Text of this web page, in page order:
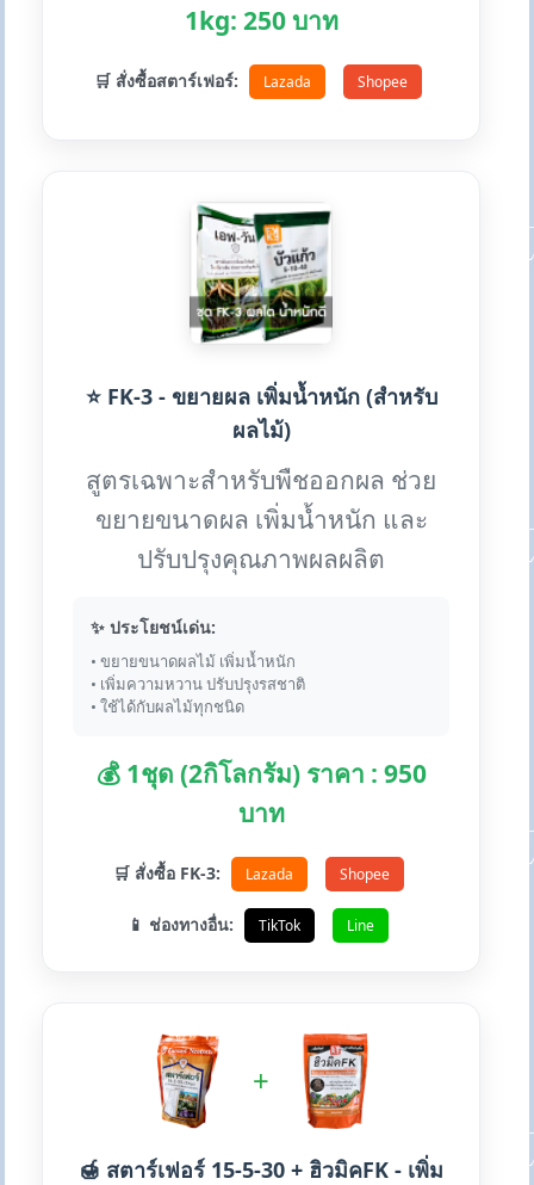
1kg: 250 บาท
🛒 สั่งซื้อสตาร์เฟอร์: Lazada Shopee
⭐ FK-3 - ขยายผล เพิ่มน้ำหนัก (สำหรับ
ผลไม้)
สูตรเฉพาะสำหรับพืชออกผล ช่วย
ขยายขนาดผล เพิ่มน้ำหนัก และ
ปรับปรุงคุณภาพผลผลิต
✨ ประโยชน์เด่น:
• ขยายขนาดผลไม้ เพิ่มน้ำหนัก
• เพิ่มความหวาน ปรับปรุงรสชาติ
• ใช้ได้กับผลไม้ทุกชนิด
💰 1ชุด (2กิโลกรัม) ราคา : 950
บาท
🛒 สั่งซื้อ FK-3: Lazada Shopee
📱 ช่องทางอื่น: TikTok Line
+
🍯 สตาร์เฟอร์ 15-5-30 + ฮิวมิคFK - เพิ่ม